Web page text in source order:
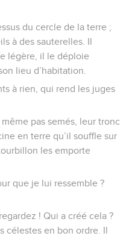
du cercle de la terre ;
à des sauterelles. Il
légère, il le déploie
lieu d’habitation.
à rien, qui rend les juges
pas semés, leur tronc
en terre qu’il souffle sur
les emporte
que je lui ressemble ?
! Qui a créé cela ?
célestes en bon ordre. Il